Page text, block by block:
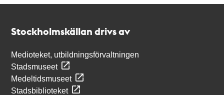
Stockholmskällan drivs av
Medioteket, utbildningsförvaltningen
Stadsmuseet
Medeltidsmuseet
Stadsbiblioteket